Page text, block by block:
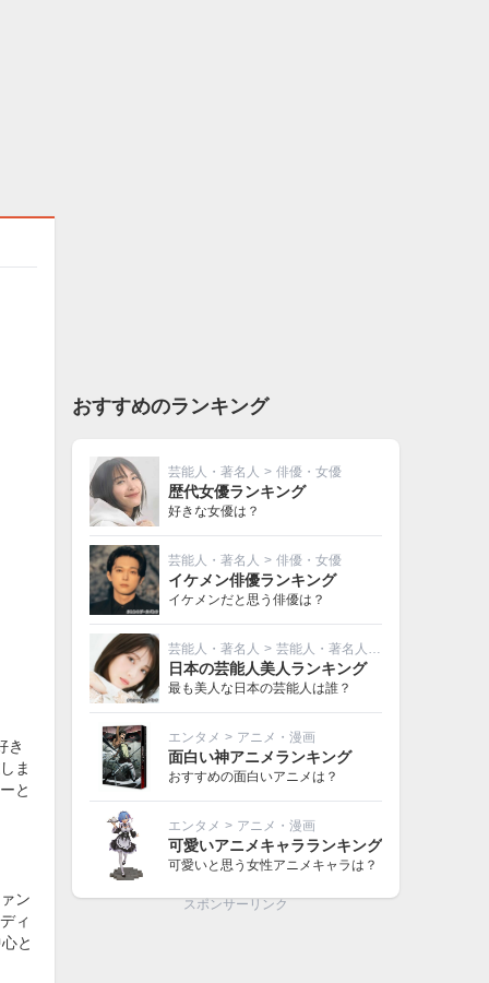
き
ま
と
ン
ィ
と
おすすめのランキング
芸能人・著名人 > 俳優・女優
歴代女優ランキング
好きな女優は？
芸能人・著名人 > 俳優・女優
イケメン俳優ランキング
イケメンだと思う俳優は？
芸能人・著名人 > 芸能人・著名人その他
日本の芸能人美人ランキング
最も美人な日本の芸能人は誰？
エンタメ > アニメ・漫画
面白い神アニメランキング
おすすめの面白いアニメは？
エンタメ > アニメ・漫画
可愛いアニメキャラランキング
可愛いと思う女性アニメキャラは？
スポンサーリンク